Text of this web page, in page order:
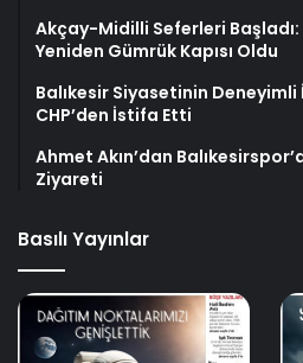
Akçay-Midilli Seferleri Başladı:
Yeniden Gümrük Kapısı Oldu
Balıkesir Siyasetinin Deneyimli
CHP’den İstifa Etti
Ahmet Akın’dan
Ziyareti
Basılı Yayınlar